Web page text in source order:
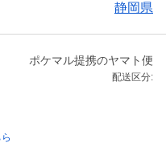
静岡県
ポケマル提携のヤマト便
配送区分: